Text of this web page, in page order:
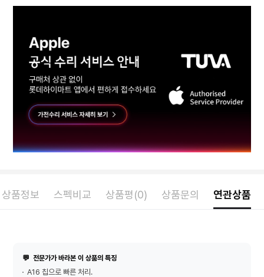
상품정보 스펙비교 상품평(0) 상품문의 연관상품
💬 전문가가 바라본 이 상품의 특징
A16 칩으로 빠른 처리.